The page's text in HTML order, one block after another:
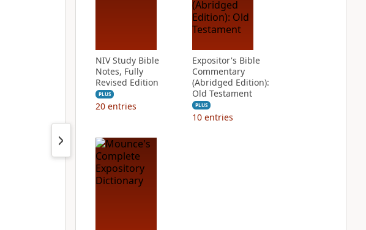
NIV Study Bible
Notes, Fully
Revised Edition
PLUS
20 entries
Expositor's Bible
Commentary
(Abridged Edition):
Old Testament
PLUS
10 entries